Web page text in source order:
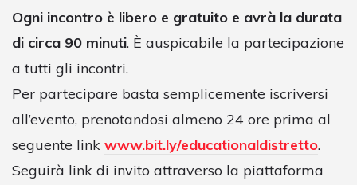
Ogni incontro è libero e gratuito e avrà la durata
di circa 90 minuti. È auspicabile la partecipazione
a tutti gli incontri.
Per partecipare basta semplicemente iscriversi
all’evento, prenotandosi almeno 24 ore prima al
seguente link www.bit.ly/educationaldistretto.
Seguirà link di invito attraverso la piattaforma